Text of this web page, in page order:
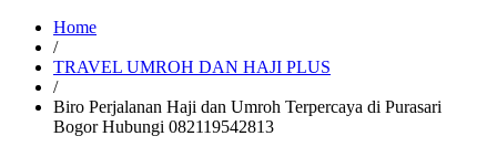
Home
/
TRAVEL UMROH DAN HAJI PLUS
/
Biro Perjalanan Haji dan Umroh Terpercaya di Purasari
Bogor Hubungi 082119542813